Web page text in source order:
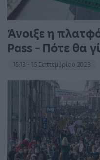
Άνοιξε η
Pass – Πότε θα
15:13 - 15 Σεπτεμβρίου 2023